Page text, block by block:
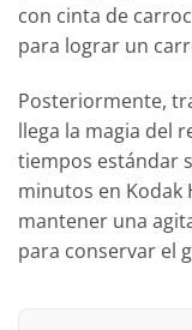
con cinta de
para lograr un
Posteriormente,
llega la magia del
tiempos estándar
minutos en Kodak
mantener una
para conservar el